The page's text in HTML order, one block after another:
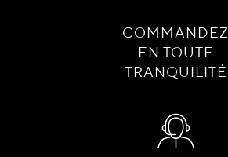
COMMANDEZ
EN TOUTE
TRANQUILITÉ